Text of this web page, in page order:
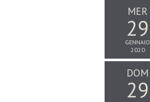
MER
29
GENNAIO
2020
DOM
29